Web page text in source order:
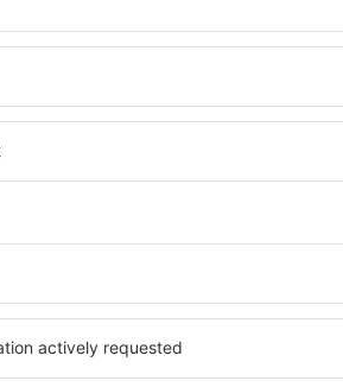
А от къде аз мога да знам за подобни
Einzelheiten
Diese Meinung wurde automatisch übersetzt aus
Hilfreich!